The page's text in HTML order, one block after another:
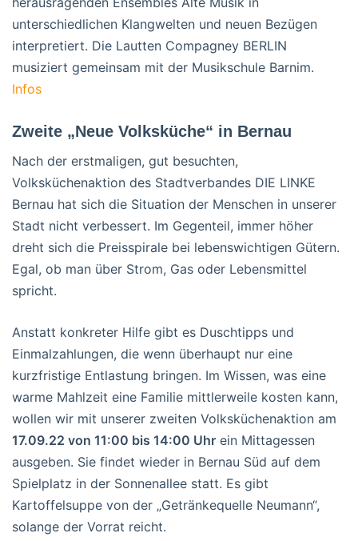
unterschiedlichen Klangwelten und neuen Bezügen
interpretiert. Die Lautten Compagney BERLIN
musiziert gemeinsam mit der Musikschule Barnim.
Infos
Zweite „Neue Volksküche“ in Bernau
Nach der erstmaligen, gut besuchten,
Volksküchenaktion des Stadtverbandes DIE LINKE
Bernau hat sich die Situation der Menschen in unserer
Stadt nicht verbessert. Im Gegenteil, immer höher
dreht sich die Preisspirale bei lebenswichtigen Gütern.
Egal, ob man über Strom, Gas oder Lebensmittel
spricht.
Anstatt konkreter Hilfe gibt es Duschtipps und
Einmalzahlungen, die wenn überhaupt nur eine
kurzfristige Entlastung bringen. Im Wissen, was eine
warme Mahlzeit eine Familie mittlerweile kosten kann,
wollen wir mit unserer zweiten Volksküchenaktion am
17.09.22 von 11:00 bis 14:00 Uhr ein Mittagessen
ausgeben. Sie findet wieder in Bernau Süd auf dem
Spielplatz in der Sonnenallee statt. Es gibt
Kartoffelsuppe von der „Getränkequelle Neumann“,
solange der Vorrat reicht.